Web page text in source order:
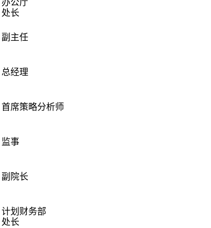
处长
副主任
总经理
首席策略分析师
监事
副院长
计划财务部
处长